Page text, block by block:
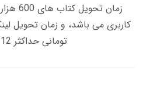
زمان
تومانی حداکثر 12 ساعت از طریق پیامک/ایمیل